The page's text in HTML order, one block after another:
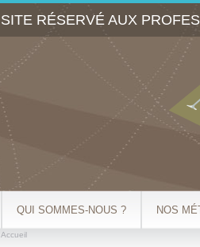
SITE RÉSERVÉ AUX
QUI SOMMES-NOUS ? NOS
Accueil